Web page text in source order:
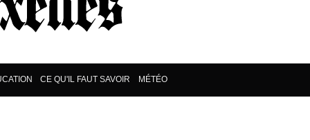
CE QU'IL FAUT SAVOIR MÉTÉO